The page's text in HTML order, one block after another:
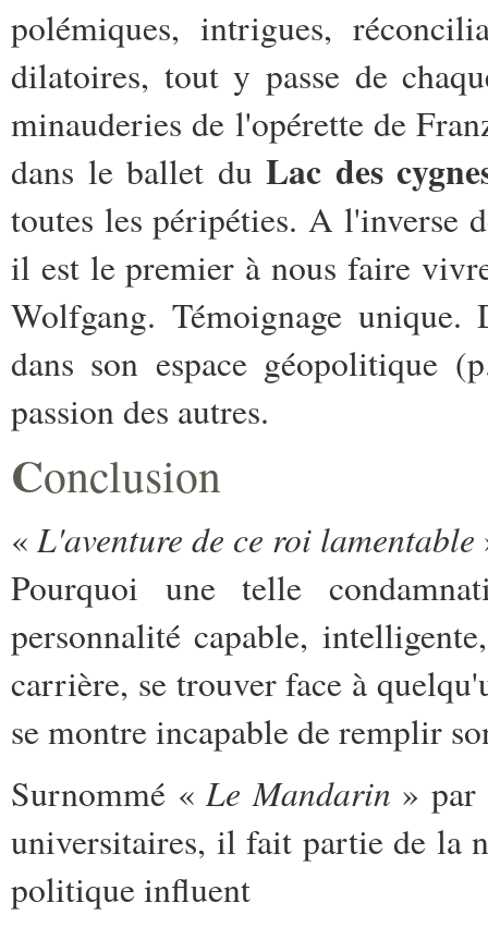
polémiques, intrigues,
dilatoires, tout y passe de
minauderies de l'opérette de
dans le ballet du Lac des
toutes les péripéties. A l'inverse
il est le premier à nous faire
Wolfgang. Témoignage
dans son espace géopolitique
passion des autres.
Conclusion
«L'aventure de ce roi lamentable
Pourquoi une telle
personnalité capable,
carrière, se trouver face à
se montre incapable de remplir
Surnommé «Le Mandarin »
universitaires, il fait partie de la
politique influent